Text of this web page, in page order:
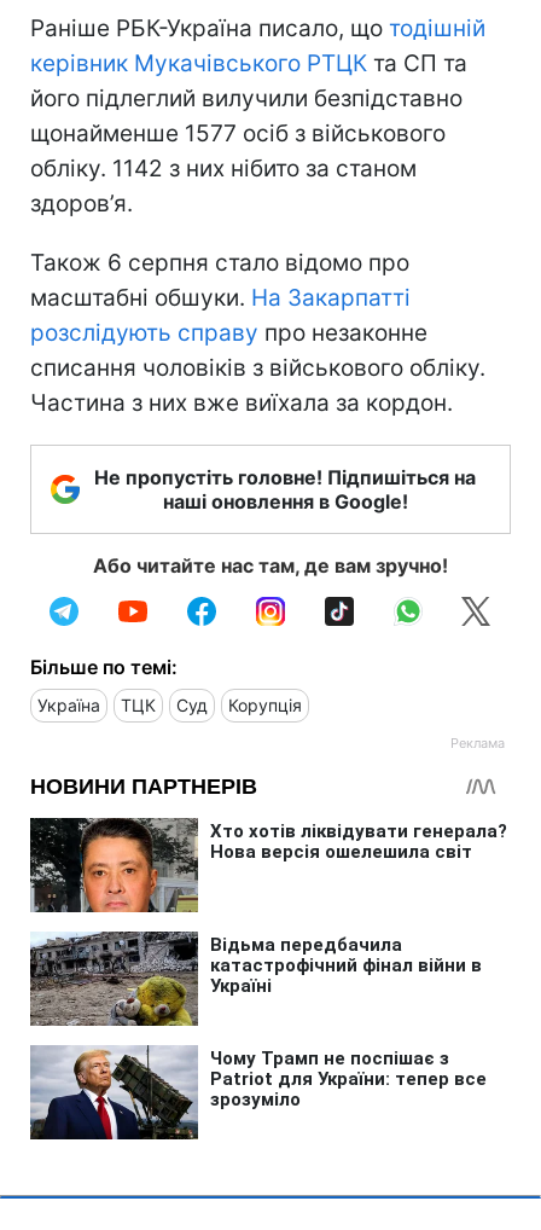
Раніше РБК-Україна писало, що тодішній
керівник Мукачівського РТЦК та СП та
його підлеглий вилучили безпідставно
щонайменше 1577 осіб з військового
обліку. 1142 з них нібито за станом
здоров’я.
Також 6 серпня стало відомо про
масштабні обшуки. На Закарпатті
розслідують справу про незаконне
списання чоловіків з військового обліку.
Частина з них вже виїхала за кордон.
Не пропустіть головне! Підпишіться на
наші оновлення в Google!
Або читайте нас там, де вам зручно!
Більше по темі:
Україна ТЦК Суд Корупція